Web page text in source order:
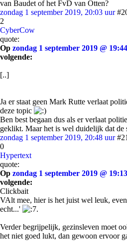
van Baudet of het FvD van Otten?
zondag 1 september 2019, 20:03 uur
2
CyberCow
quote:
Op zondag 1 september 2019 @ 19:44
volgende:
[..]
Ja er staat geen Mark Rutte verlaat
deze topic
Ben best begaan dus als er verlaat
geklikt. Maar het is wel duidelijk dat
zondag 1 september 2019, 20:48 uur #21
0
Hypertext
quote:
Op zondag 1 september 2019 @ 19:13
volgende:
Clickbait
VAlt mee, hier is het juist wel leuk,
echt...'
.
Verder begrijpelijk, gezinsleven moet
het niet goed lukt, dan gewoon ervoor